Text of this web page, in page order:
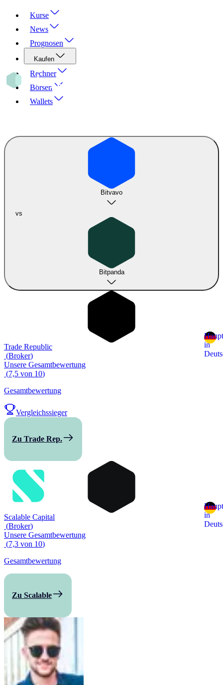
Kurse
News
Prognosen
Kaufen
Rechner
Börsen
Wallets
Bitvavo
vs
Bitpanda
in
Trade Republic
(Broker)
Unsere Gesamtbewertung
(7,5 von 10)
Gesamtbewertung
Vergleichssieger
Zu Trade Rep.
in
Scalable Capital
(Broker)
Unsere Gesamtbewertung
(7,3 von 10)
Gesamtbewertung
Zu Scalable